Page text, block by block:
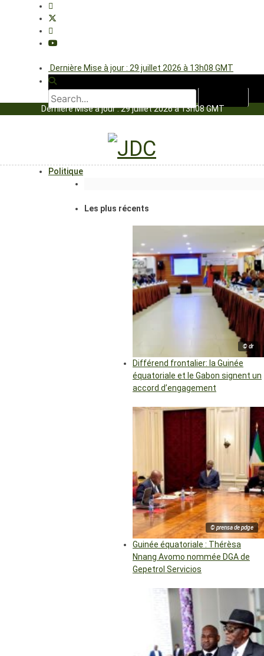
Dernière Mise à jour : 29 juillet 2026 à 13h08 GMT
Dernière Mise à jour : 29 juillet 2026 à 13h08 GMT
Politique
Les plus récents
© dr
Différend frontalier: la Guinée
équatoriale et le Gabon signent un
accord d’engagement
© prensa de pdge
Guinée équatoriale : Thérèsa
Nnang Avomo nommée DGA de
Gepetrol Servicios